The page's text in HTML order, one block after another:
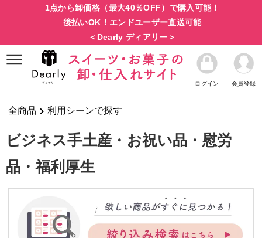
1点から卸価格（最大40％OFF）で購入可能！
後払いOK！エンドユーザー直送可能
＜Dearly ディアリー＞
ログイン 会員登録
全商品 利用シーンで探す
ビジネス手土産・お祝い品・慰労
品・福利厚生